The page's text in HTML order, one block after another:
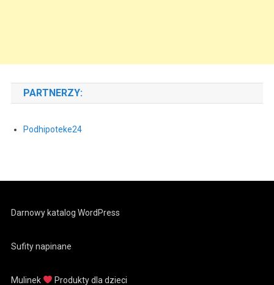
PARTNERZY:
Podhipoteke24
Darnowy katalog WordPress
Sufity napinane
Mulinek Produkty dla dzieci